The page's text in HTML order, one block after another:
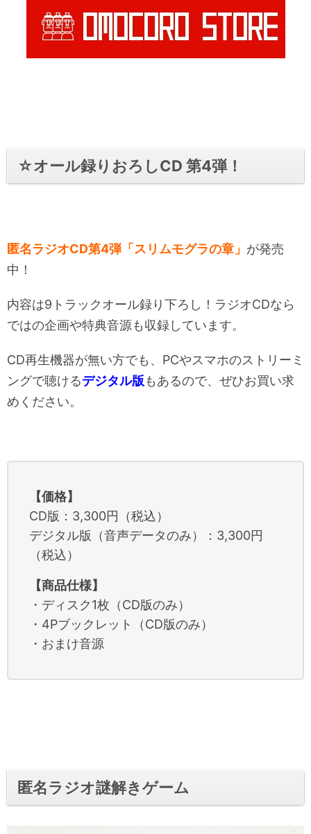
☆オール録りおろしCD 第4弾！
匿名ラジオCD第4弾「スリムモグラの章」 が発売
中！
内容は9トラックオール録り下ろし！ラジオCDなら
ではの企画や特典音源も収録しています。
CD再生機器が無い方でも、PCやスマホのストリーミ
ングで聴けるデジタル版もあるので、ぜひお買い求
めください。
【価格】
CD版：3,300円（税込）
デジタル版（音声データのみ）：3,300円
（税込）
【商品仕様】
・ディスク1枚（CD版のみ）
・4Pブックレット（CD版のみ）
・おまけ音源
匿名ラジオ謎解きゲーム